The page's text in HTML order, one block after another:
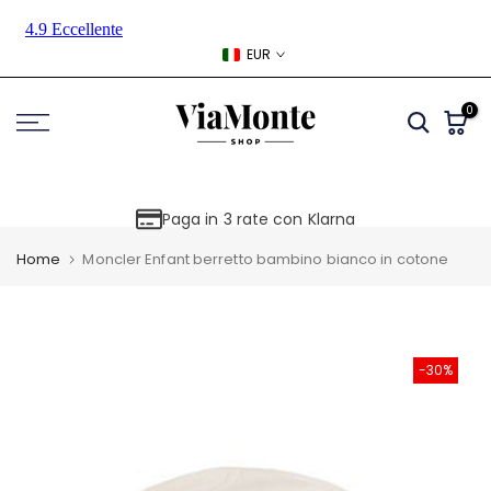
Skip
EUR
0
Paga in 3 rate con Klarna
Home Moncler Enfant berretto bambino bianco in cotone
-30%